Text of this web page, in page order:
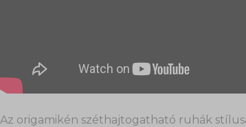
Az origamikén széthajtogatható ruhák